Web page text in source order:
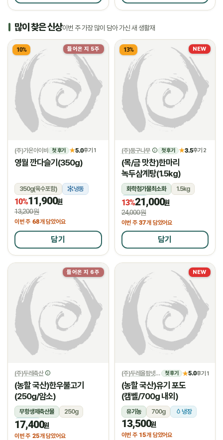
많이 찾은 신상이번 주 가장 많이 담아 가신 새 생활재
들어온 지 5주
10%
(주)가온아이비 첫 후기 ★5.0후기 1
영월 깐다슬기(350g)
350g(육수포함) 냉동
10%11,900원
13,200원
이번 주 68개 담았어요
담기
NEW
13%
(주)둥구나무 첫 후기 ★3.5후기 2
(목/금 맛찬)한마리
녹두삼계탕(1.5kg)
화학첨가물최소화
1.5kg
냉장
13%21,000원
24,000원
이번 주 37개 담았어요
담기
들어온 지 6주
(주)두레축산
(농할 국산)한우불고기
(250g/암소)
무항생제축산물
250g
냉장
17,400원
이번 주 25개 담았어요
NEW
(주)두레올팜넷 첫 후기 ★5.0후기 1
(농할 국산)유기 포도
(캠벨/700g 내외)
유기농 700g 냉장
13,500원
이번 주 15개 담았어요